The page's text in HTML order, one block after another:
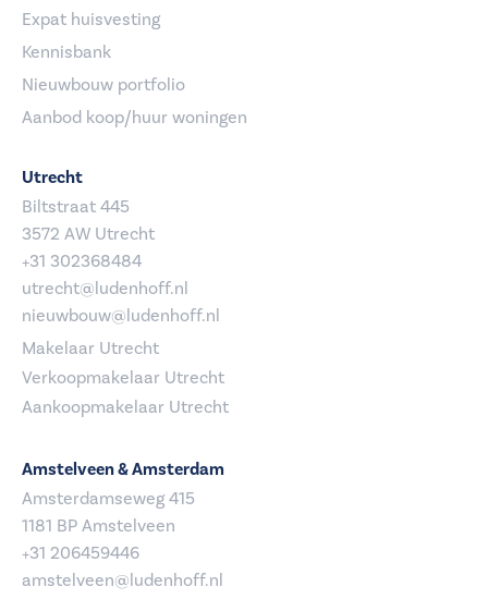
Expat huisvesting
Kennisbank
Nieuwbouw portfolio
Aanbod koop/huur woningen
Utrecht
Biltstraat 445
3572 AW Utrecht
+31 302368484
utrecht@ludenhoff.nl
nieuwbouw@ludenhoff.nl
Makelaar Utrecht
Verkoopmakelaar Utrecht
Aankoopmakelaar Utrecht
Amstelveen & Amsterdam
Amsterdamseweg 415
1181 BP Amstelveen
+31 206459446
amstelveen@ludenhoff.nl